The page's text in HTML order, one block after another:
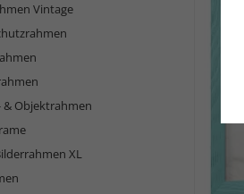
Vintage
& Objektrahmen
XL